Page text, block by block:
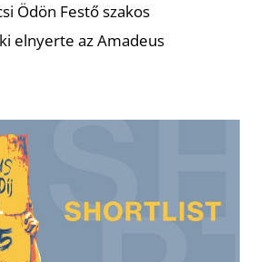
Ödön Festő szakos
elnyerte az Amadeus